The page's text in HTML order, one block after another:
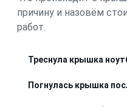
причину и назовём
работ.
Треснула крышка
Погнулась крышка